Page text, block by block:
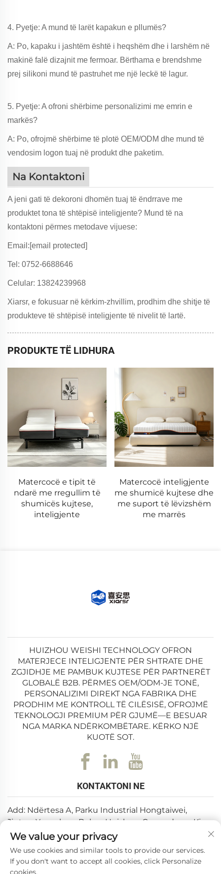
4. Pyetje: A mund të larët kapakun e pllumës?
A: Po, kapaku i jashtëm është i heqshëm dhe i larshëm në
makinë falë dizajnit me fermoar. Bërthama e brendshme
prej silikoni mund të pastruhet me një leckë të lagur.
5. Pyetje: A ofroni shërbime personalizimi me emrin e
markës?
A: Po, ofrojmë shërbime të plotë OEM/ODM dhe mund të
vendosim logon tuaj në produkt dhe paketim.
Na Kontaktoni
A jeni gati të dekoroni dhomën tuaj të ëndrrave me
produktet tona të shtëpisë inteligjente? Mund të na
kontaktoni përmes metodave vijuese:
Email:[email protected]
Tel: 0752-6688646
Celular: 13824239968
Xiarsr, e fokusuar në kërkim-zhvillim, prodhim dhe shitje të
produkteve të shtëpisë inteligjente të nivelit të lartë.
PRODUKTE TË LIDHURA
Matercocë e tipit të
ndarë me rregullim të
shumicës kujtese,
inteligjente
Matercocë inteligjente
me shumicë kujtese dhe
me suport të lëvizshëm
me marrës
HUIZHOU WEISHI TECHNOLOGY OFRON
MATERJECE INTELIGJENTE PËR SHTRATE DHE
ZGJIDHJE ME PAMBUK KUJTESE PËR PARTNERËT
GLOBALË B2B. PËRMES OEM/ODM-JE TONË,
PERSONALIZIMI DIREKT NGA FABRIKA DHE
PRODHIM ME KONTROLL TË CILËSISË, OFROJMË
TEKNOLOGJI PREMIUM PËR GJUMË—E BESUAR
NGA MARKA NDËRKOMBËTARE. KËRKO NJË
KUOTË SOT.
KONTAKTONI NE
Add: Ndërtesa A, Parku Industrial Hongtaiwei,
Jiutan, Yuanzhou, Boluo, Huizhou, Guangdong, Kina
Email:[email protected]
Tel:+86-0752-6688646
We value your privacy
We use cookies and similar tools to provide our services.
If you don't want to accept all cookies, click Personalize
cookies.